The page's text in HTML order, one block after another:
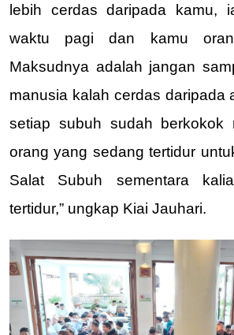
lebih cerdas daripada kamu,
waktu pagi dan kamu
Maksudnya adalah jangan
manusia kalah cerdas daripada
setiap subuh sudah berkokok
orang yang sedang tertidur
Salat Subuh sementara
tertidur,” ungkap Kiai Jauhari.